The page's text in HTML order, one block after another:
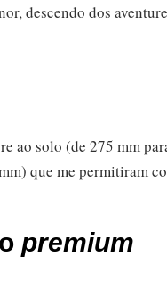
descendo dos
ao solo (de 275 mm
que me permitiram
premium